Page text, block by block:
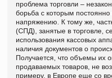
проблема торговли –
борьба с которым
напряжению. К тому же,
(СПД), занятые в торговле,
использования кассовых
наличия документов о
Получается, что объемы их
продаваемых товаров, не
примеру, в Европе еще со